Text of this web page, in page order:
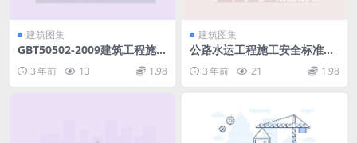
建筑图集
GBT50502-2009建筑工程施工
3 年前 13 1.98
建筑图集
公路水运工程施工安全标准化
3 年前 21 1.98